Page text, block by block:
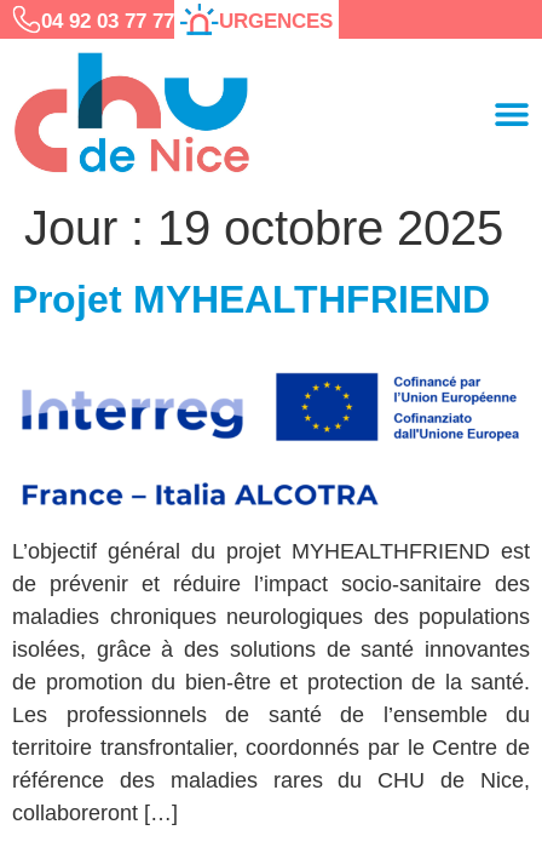
04 92 03 77 77 URGENCES
Jour : 19 octobre 2025
Projet MYHEALTHFRIEND
L’objectif général du projet MYHEALTHFRIEND est
de prévenir et réduire l’impact socio-sanitaire des
maladies chroniques neurologiques des populations
isolées, grâce à des solutions de santé innovantes
de promotion du bien-être et protection de la santé.
Les professionnels de santé de l’ensemble du
territoire transfrontalier, coordonnés par le Centre de
référence des maladies rares du CHU de Nice,
collaboreront […]